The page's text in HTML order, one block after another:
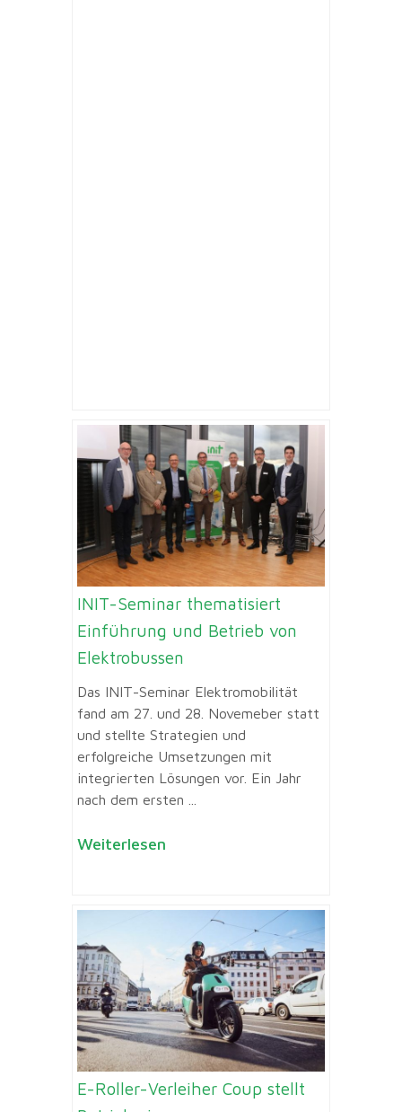
INIT-Seminar thematisiert
Einführung und Betrieb von
Elektrobussen
Das INIT-Seminar Elektromobilität
fand am 27. und 28. Novemeber statt
und stellte Strategien und
erfolgreiche Umsetzungen mit
integrierten Lösungen vor. Ein Jahr
nach dem ersten ...
Weiterlesen
E-Roller-Verleiher Coup stellt